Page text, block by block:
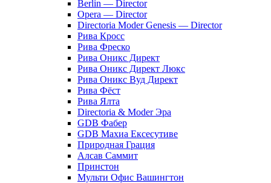
Berlin — Director
Opera — Director
Directoria Moder Genesis — Director
Рива Кросс
Рива Фреско
Рива Оникс Директ
Рива Оникс Директ Люкс
Рива Оникс Вуд Директ
Рива Фёст
Рива Ялта
Directoria & Moder Эра
GDB Фабер
GDB Махиа Ексесутиве
Природная Грация
Алсав Саммит
Принстон
Мульти Офис Вашингтон